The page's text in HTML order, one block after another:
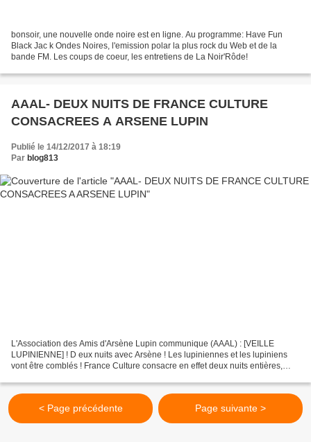
bonsoir, une nouvelle onde noire est en ligne. Au programme: Have Fun
Black Jac k Ondes Noires, l'emission polar la plus rock du Web et de la
bande FM. Les coups de coeur, les entretiens de La Noir'Rôde!
AAAL- DEUX NUITS DE FRANCE CULTURE
CONSACREES A ARSENE LUPIN
Publié le 14/12/2017 à 18:19
Par blog813
L'Association des Amis d'Arsène Lupin communique (AAAL) : [VEILLE
LUPINIENNE] ! D eux nuits avec Arsène ! Les lupiniennes et les lupiniens
vont être comblés ! France Culture consacre en effet deux nuits entières,
< Page précédente Page suivante >